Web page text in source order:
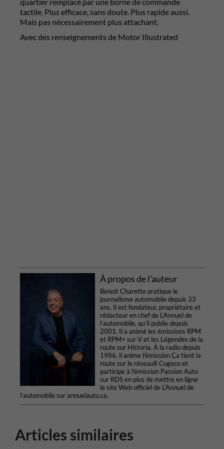
tactile. Plus efficace, sans doute. Plus rapide aussi.
Mais pas nécessairement plus attachant.
Avec des renseignements de Motor Illustrated
À propos de l'auteur
Benoit Charette pratique le
journalisme automobile depuis 33
ans. Il est fondateur, propriétaire et
rédacteur en chef de L’Annuel de
l’automobile, qu’il publie depuis
2001. Il a animé les émissions RPM
et RPM+ sur V et les Légendes de la
route sur Historia. À la radio depuis
1986, il anime l'émission Ça tient la
route sur le réseau8 Cogeco et
participe à l’émission Passion Auto
sur RDS en plus de mettre en ligne
le site Web officiel de L’Annuel de
l’automobile sur annuelauto.ca.
Articles similaires